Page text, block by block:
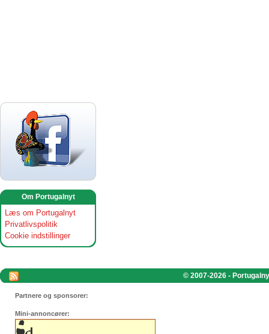
Om Portugalnyt
Læs om Portugalnyt
Privatlivspolitik
Cookie indstillinger
© 2007-2026 -
Partnere og sponsorer:
Mini-annoncører: